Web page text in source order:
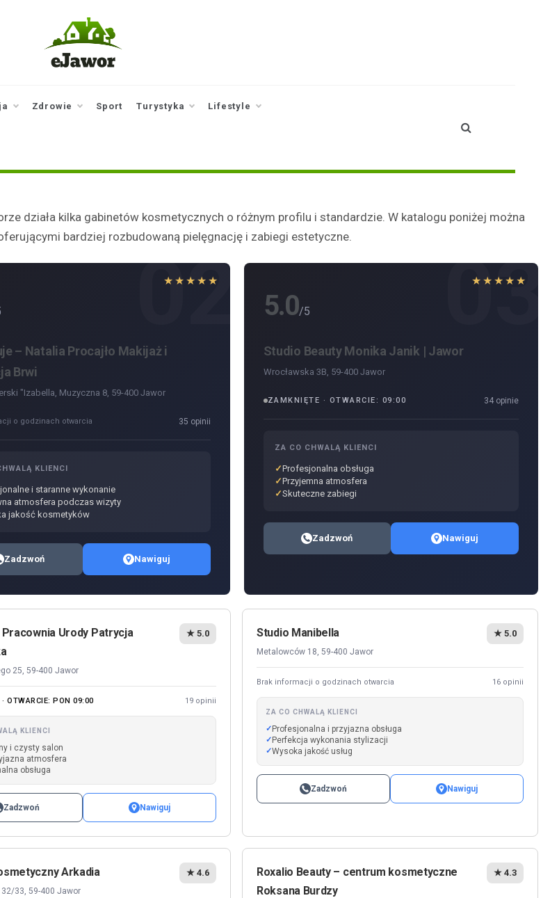
Jawora
Zdrowie Sport Turystyka Lifestyle
działa kilka gabinetów kosmetycznych o różnym profilu i standardzie. W katalogu poniżej można
bardziej rozbudowaną pielęgnację i zabiegi estetyczne.
02
★★★★★
– Natalia Procajło Makijaż i
Brwi
"Izabella, Muzyczna 8, 59-400 Jawor
o godzinach otwarcia 35 opinii
KLIENCI
i staranne wykonanie
atmosfera podczas wizyty
jakość kosmetyków
Zadzwoń Nawiguj
03
★★★★★
5.0/5
Studio Beauty Monika Janik | Jawor
Wrocławska 3B, 59-400 Jawor
ZAMKNIĘTE · OTWARCIE: 09:00 34 opinie
ZA CO CHWALĄ KLIENCI
Profesjonalna obsługa
Przyjemna atmosfera
Skuteczne zabiegi
Zadzwoń Nawiguj
Urody Patrycja
25, 59-400 Jawor
★ 5.0
OTWARCIE: PON 09:00 19 opinii
KLIENCI
i czysty salon
atmosfera
obsługa
Zadzwoń Nawiguj
Studio Manibella
Metalowców 18, 59-400 Jawor
★ 5.0
Brak informacji o godzinach otwarcia 16 opinii
ZA CO CHWALĄ KLIENCI
Profesjonalna i przyjazna obsługa
Perfekcja wykonania stylizacji
Wysoka jakość usług
Zadzwoń Nawiguj
Arkadia
33, 59-400 Jawor
★ 4.6
Roxalio Beauty – centrum kosmetyczne
Roksana Burdzy
★ 4.3